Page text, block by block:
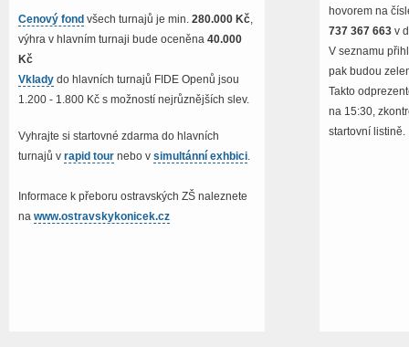
Cenový fond všech turnajů je min. 280.000 Kč,
výhra v hlavním turnaji bude oceněna 40.000
Kč
Vklady do hlavních turnajů FIDE Openů jsou
1.200 - 1.800 Kč s možností nejrůznějších slev.
Vyhrajte si startovné zdarma do hlavních
turnajů v rapid tour nebo v simultánní exhbici.
Informace k přeboru ostravských ZŠ naleznete
na www.ostravskykonicek.cz
hovorem na
737 367 663 v
V seznamu
pak budou
Takto
na 15:30,
startovní listině.